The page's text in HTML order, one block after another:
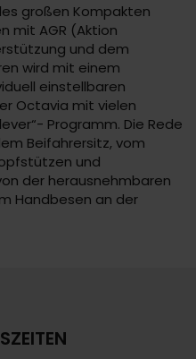
großen Kompakten
mit AGR (Aktion
und dem
wird mit einem
einstellbaren
Octavia mit vielen
Programm. Die Rede
Beifahrersitz, vom
und
der herausnehmbaren
Handbesen an der